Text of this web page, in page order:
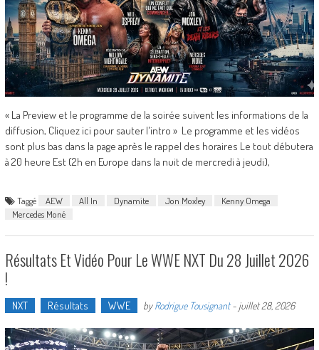
« La Preview et le programme de la soirée suivent les informations de la
diffusion, Cliquez ici pour sauter l'intro » Le programme et les vidéos
sont plus bas dans la page après le rappel des horaires Le tout débutera
à 20 heure Est (2h en Europe dans la nuit de mercredi à jeudi),
Taggé AEW All In Dynamite Jon Moxley
Kenny Omega
Mercedes Moné
Résultats Et Vidéo Pour Le WWE NXT Du 28 Juillet 2026
!
NXT Résultats WWE byRodrigue Tousignant- juillet 28, 2026